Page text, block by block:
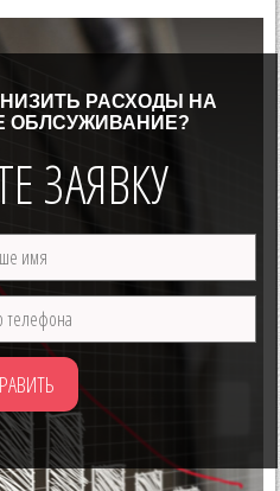
РАСХОДЫ НА
ОБЛСУЖИВАНИЕ?
ЗАЯВКУ